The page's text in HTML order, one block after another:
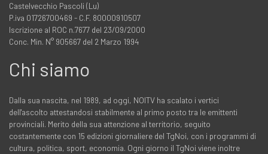
Castelvecchio Pascoli (Lu)
P.iva 01726700469 - C.F. 80000910507
Iscrizione al ROC n.7677 del 23/09/2000
Conc. Min. N° 905667 del 2 Marzo 1994
Chi siamo
Dalla sua nascita, nel 1989, ad oggi, NOITV ha scalato i vertici
dell'ascolto attestandosi stabilmente al primo posto tra le emittenti
provinciali. Merito della sua attenzione al territorio, seguito
costantemente con 15 edizioni giornaliere del TgNoi, con i programmi di
cultura, politica, sport, economia. Ogni giorno il TgNoi viene inoltre